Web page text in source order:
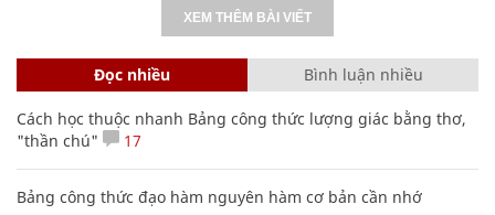
XEM THÊM BÀI VIẾT
Đọc nhiều Bình luận nhiều
Cách học thuộc nhanh Bảng công thức lượng giác bằng thơ,
"thần chú"
17
Bảng công thức đạo hàm nguyên hàm cơ bản cần nhớ